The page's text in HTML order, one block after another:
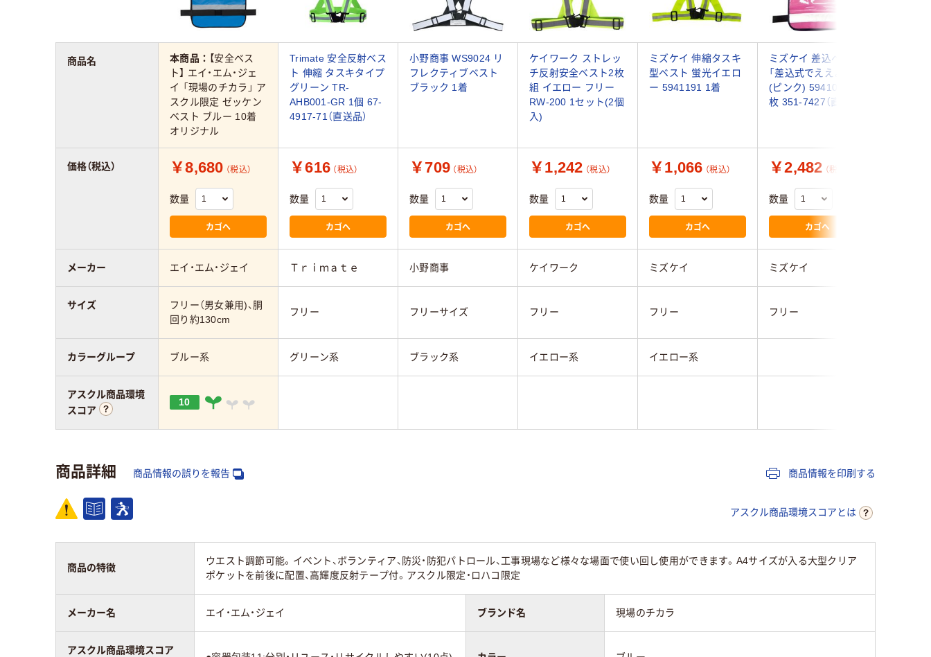
本商品： 【安全ベス
ト】 エイ・エム・ジェ
イ 「現場のチカラ」 ア
スクル限定 ゼッケン
ベスト ブルー 10着
オリジナル
Trimate 安全反射ベス
ト 伸縮 タスキタイプ
グリーン TR-
AHB001-GR 1個 67-
4917-71（直送品）
小野商事 WS9024 リ
フレクティブベスト
ブラック 1着
ケイワーク ストレッ
チ反射安全ベスト2枚
組 イエロー フリー
RW-200 1セット(2個
入)
ミズケイ 伸縮タスキ
型ベスト 蛍光イエロ
ー 5941191 1着
ミズケイ 差込ベスト
「差込式でええよん」
(ピンク) 5941009 1
枚 351-7427（直送品）
￥8,680 （税込）
数量
カゴへ
￥616 （税込）
数量
カゴへ
￥709 （税込）
数量
カゴへ
￥1,242 （税込）
数量
カゴへ
￥1,066 （税込）
数量
カゴへ
￥2,482 （税込）
数量
カゴへ
エイ・エム・ジェイ Ｔｒｉｍａｔｅ 小野商事 ケイワーク ミズケイ ミズケイ
フリー（男女兼用)、胴
回り約130cm
フリー フリーサイズ フリー フリー フリー
ブルー系 グリーン系 ブラック系 イエロー系 イエロー系
10
商品名
価格（税込）
メーカー
サイズ
カラーグループ
アスクル商品環境
スコア
商品詳細 商品情報の誤りを報告 商品情報を印刷する
アスクル商品環境スコアとは
商品の特徴
ウエスト調節可能。イベント、ボランティア、防災・防犯パトロール、工事現場など様々な場面で使い回し使用ができます。A4サイズが入る大型クリア
ポケットを前後に配置、高輝度反射テープ付。アスクル限定・ロハコ限定
メーカー名 エイ・エム・ジェイ ブランド名 現場のチカラ
アスクル商品環境スコア